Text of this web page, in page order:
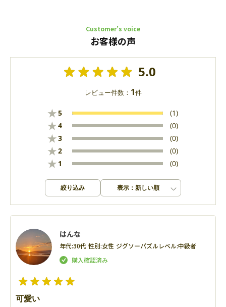
Customer’s voice
お客様の声
5.0
レビュー件数： 1件
★5 (1)
★4 (0)
★3 (0)
★2 (0)
★ 1 (0)
絞り込み 表示：新しい順
はんな
年代:30代 性別:女性 ジグソーパズルレベル:中級者
可愛い